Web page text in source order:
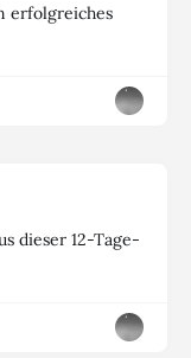
erfolgreiches
dieser 12-Tage-